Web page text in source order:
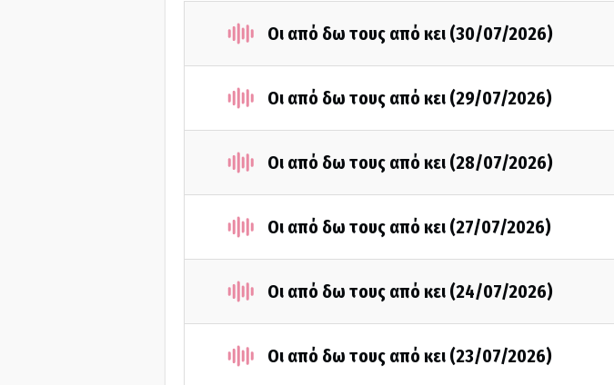
Οι από δω τους από κει (30/07/2026)
Οι από δω τους από κει (29/07/2026)
Οι από δω τους από κει (28/07/2026)
Οι από δω τους από κει (27/07/2026)
Οι από δω τους από κει (24/07/2026)
Οι από δω τους από κει (23/07/2026)